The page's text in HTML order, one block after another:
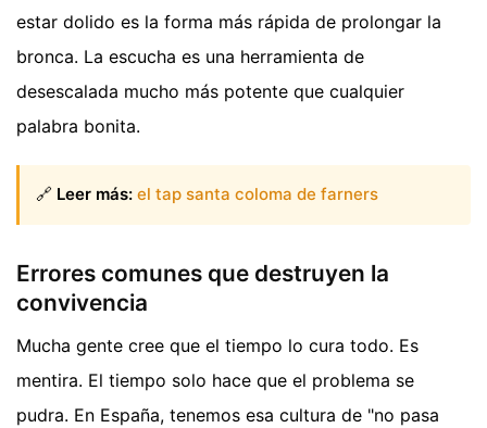
estar dolido es la forma más rápida de prolongar la
bronca. La escucha es una herramienta de
desescalada mucho más potente que cualquier
palabra bonita.
🔗 Leer más: el tap santa coloma de farners
Errores comunes que destruyen la
convivencia
Mucha gente cree que el tiempo lo cura todo. Es
mentira. El tiempo solo hace que el problema se
pudra. En España, tenemos esa cultura de "no pasa